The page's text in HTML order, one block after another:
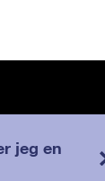
jeg en